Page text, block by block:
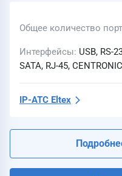
Общее количество
Интерфейсы USB, RS-
SATA, RJ-45,
IP-АТС Eltex